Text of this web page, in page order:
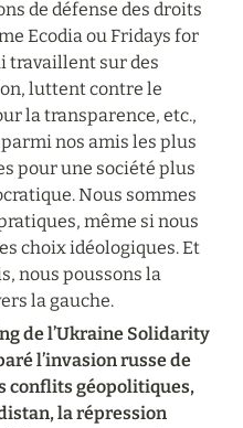
de défense des droits
Ecodia ou Fridays for
travaillent sur des
luttent contre le
la transparence, etc.,
nos amis les plus
pour une société plus
Nous sommes
même si nous
choix idéologiques. Et
nous poussons la
la gauche.
de l’Ukraine Solidarity
l’invasion russe de
conflits géopolitiques,
la répression